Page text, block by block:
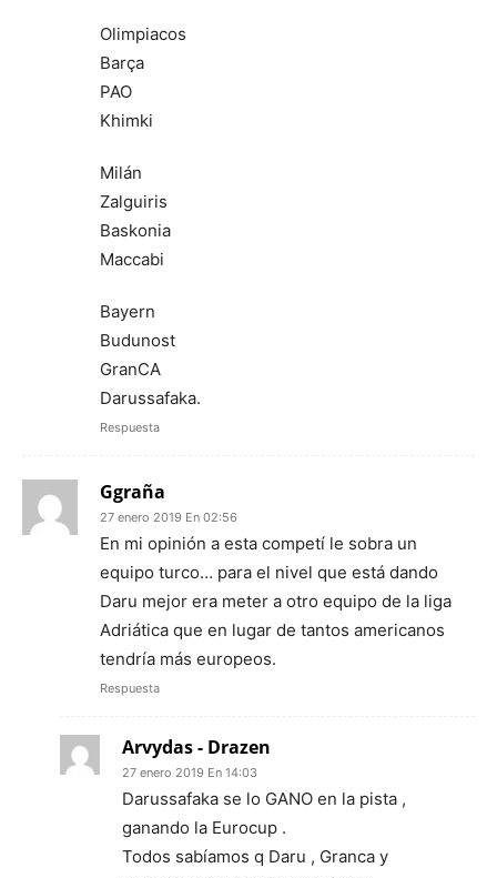
Olimpiacos
Barça
PAO
Khimki
Milán
Zalguiris
Baskonia
Maccabi
Bayern
Budunost
GranCA
Darussafaka.
Respuesta
Ggraña
27 enero 2019 En 02:56
En mi opinión a esta competí le sobra un
equipo turco… para el nivel que está dando
Daru mejor era meter a otro equipo de la liga
Adriática que en lugar de tantos americanos
tendría más europeos.
Respuesta
Arvydas - Drazen
27 enero 2019 En 14:03
Darussafaka se lo GANO en la pista ,
ganando la Eurocup .
Todos sabíamos q Daru , Granca y